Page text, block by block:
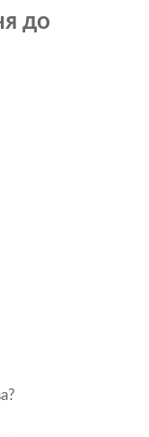
до